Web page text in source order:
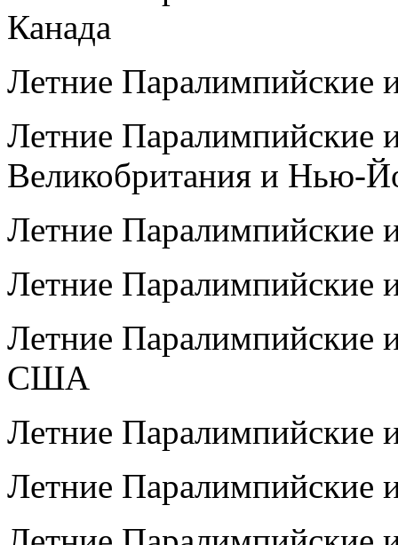
Канада
Летние Паралимпийские
Летние Паралимпийские
Великобритания и
Летние
Летние Паралимпийские
Летние Паралимпийские
США
Летние Паралимпийские
Летние Паралимпийские